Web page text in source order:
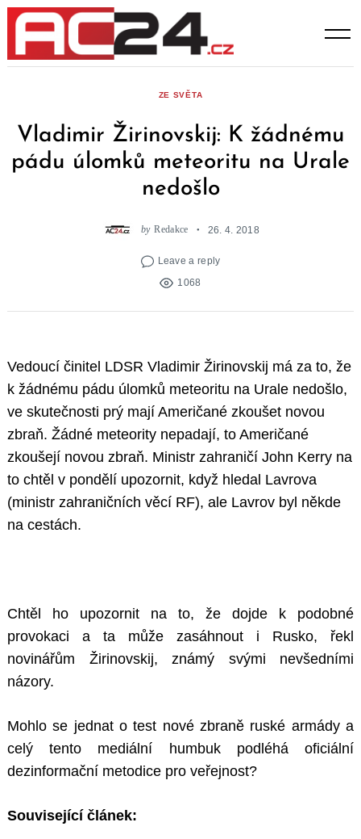
Skip
content
ZE SVĚTA
Vladimir Žirinovskij: K žádnému
pádu úlomků meteoritu na Urale
nedošlo
by Redakce 26. 4. 2018
Leave a reply
1068
Vedoucí činitel LDSR Vladimir Žirinovskij má za to, že
k žádnému pádu úlomků meteoritu na Urale nedošlo,
ve skutečnosti prý mají Američané zkoušet novou
zbraň. Žádné meteority nepadají, to Američané
zkoušejí novou zbraň. Ministr zahraničí John Kerry na
to chtěl v pondělí upozornit, když hledal Lavrova
(ministr zahraničních věcí RF), ale Lavrov byl někde
na cestách.
Chtěl ho upozornit na to, že dojde k podobné
provokaci a ta může zasáhnout i Rusko, řekl
novinářům Žirinovskij, známý svými nevšedními
názory.
Mohlo se jednat o test nové zbraně ruské armády a
celý tento mediální humbuk podléhá oficiální
dezinformační metodice pro veřejnost?
Související článek: